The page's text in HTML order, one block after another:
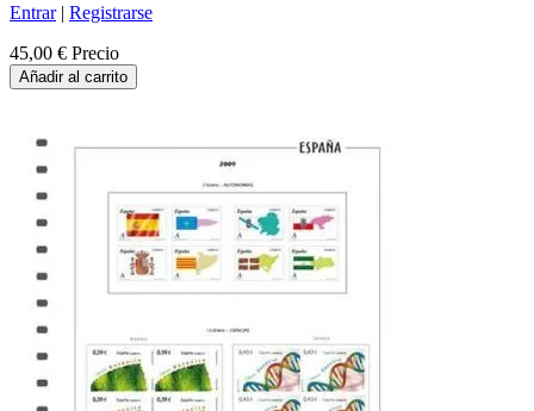
Entrar| Registrarse
45,00 € Precio
Añadir al carrito